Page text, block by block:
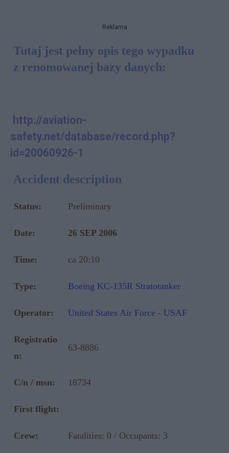
Reklama
Tutaj jest pełny opis tego wypadku
z renomowanej bazy danych:
http://aviation-
safety.net/database/record.php?
id=20060926-1
Accident description
Status: Preliminary
Date: 26 SEP 2006
Time: ca 20:10
Type: Boeing KC-135R Stratotanker
Operator: United States Air Force - USAF
Registratio
n:
63-8886
C/n / msn: 18734
First flight:
Crew: Fatalities: 0 / Occupants: 3